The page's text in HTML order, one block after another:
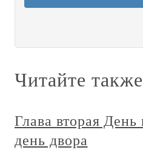
Читайте также
Глава вторая
день двора